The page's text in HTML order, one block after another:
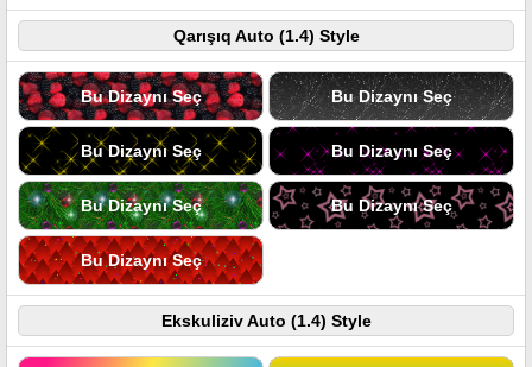
Qarışıq Auto (1.4) Style
Bu Dizaynı Seç Bu Dizaynı Seç
Bu Dizaynı Seç Bu Dizaynı Seç
Bu Dizaynı Seç Bu Dizaynı Seç
Bu Dizaynı Seç
Ekskuliziv Auto (1.4) Style